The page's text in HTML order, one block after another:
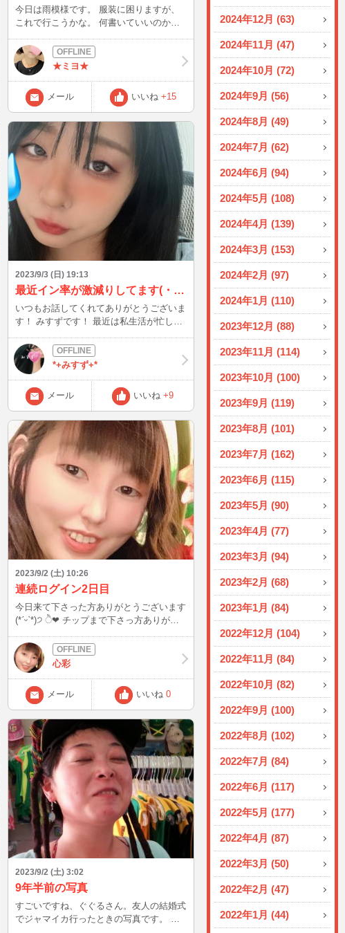
2024年12月 (63)
2024年11月 (47)
2024年10月 (72)
2024年9月 (56)
2024年8月 (49)
2024年7月 (62)
2024年6月 (94)
2024年5月 (108)
2024年4月 (139)
2024年3月 (153)
2024年2月 (97)
2024年1月 (110)
2023年12月 (88)
2023年11月 (114)
2023年10月 (100)
2023年9月 (119)
2023年8月 (101)
2023年7月 (162)
2023年6月 (115)
2023年5月 (90)
2023年4月 (77)
2023年3月 (94)
2023年2月 (68)
2023年1月 (84)
2022年12月 (104)
2022年11月 (84)
2022年10月 (82)
2022年9月 (100)
2022年8月 (102)
2022年7月 (84)
2022年6月 (117)
2022年5月 (177)
2022年4月 (87)
2022年3月 (50)
2022年2月 (47)
2022年1月 (44)
今日は雨模様です。 服装に困りますが、
これで行こうかな。 何書いていいのかわ
★ミヨ★
メール いいね +15
2023/9/3 (日) 19:13
最近イン率が激減りしてます(・ω・`)
いつもお話してくれてありがとうございま
す！ みすずです！ 最近は私生活が忙しく
なくてもメールはいつも見てる👀のでお声
かけくださればお話させていただきたいの
で連絡ください！みすずは喜びます(；
＿；)
*+みすず+*
メール いいね +9
2023/9/2 (土) 10:26
連続ログイン2日目
今日来て下さった方ありがとうございます
(*ˊᵕˋ*)੭ ੈ❤︎ チップまで下さっ方ありがと
過ごせたら嬉しいです(^-^) また今日のチ
ャットで！ ˶˙ᵕ˙ )ﾉﾞ またねぇ
心彩
メール いいね 0
2023/9/2 (土) 3:02
9年半前の写真
すごいですね、ぐぐるさん。友人の結婚式
でジャマイカ行ったときの写真です。 申